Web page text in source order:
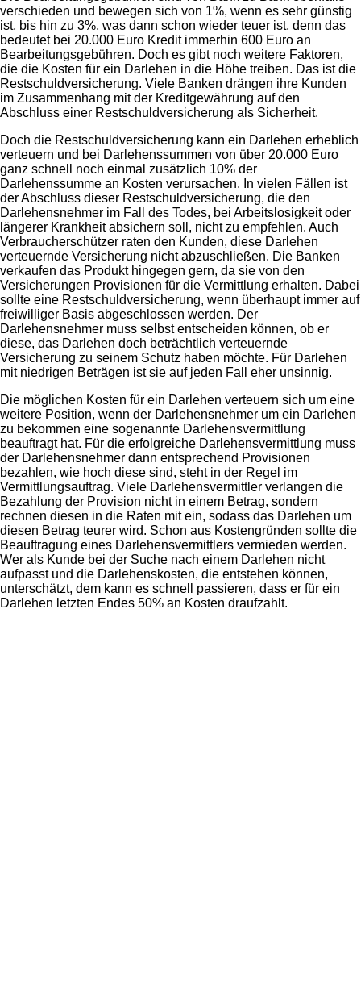
verschieden und bewegen sich von 1%, wenn es sehr günstig
ist, bis hin zu 3%, was dann schon wieder teuer ist, denn das
bedeutet bei 20.000 Euro Kredit immerhin 600 Euro an
Bearbeitungsgebühren. Doch es gibt noch weitere Faktoren,
die die Kosten für ein Darlehen in die Höhe treiben. Das ist die
Restschuldversicherung. Viele Banken drängen ihre Kunden
im Zusammenhang mit der Kreditgewährung auf den
Abschluss einer Restschuldversicherung als Sicherheit.
Doch die Restschuldversicherung kann ein Darlehen erheblich
verteuern und bei Darlehenssummen von über 20.000 Euro
ganz schnell noch einmal zusätzlich 10% der
Darlehenssumme an Kosten verursachen. In vielen Fällen ist
der Abschluss dieser Restschuldversicherung, die den
Darlehensnehmer im Fall des Todes, bei Arbeitslosigkeit oder
längerer Krankheit absichern soll, nicht zu empfehlen. Auch
Verbraucherschützer raten den Kunden, diese Darlehen
verteuernde Versicherung nicht abzuschließen. Die Banken
verkaufen das Produkt hingegen gern, da sie von den
Versicherungen Provisionen für die Vermittlung erhalten. Dabei
sollte eine Restschuldversicherung, wenn überhaupt immer auf
freiwilliger Basis abgeschlossen werden. Der
Darlehensnehmer muss selbst entscheiden können, ob er
diese, das Darlehen doch beträchtlich verteuernde
Versicherung zu seinem Schutz haben möchte. Für Darlehen
mit niedrigen Beträgen ist sie auf jeden Fall eher unsinnig.
Die möglichen Kosten für ein Darlehen verteuern sich um eine
weitere Position, wenn der Darlehensnehmer um ein Darlehen
zu bekommen eine sogenannte Darlehensvermittlung
beauftragt hat. Für die erfolgreiche Darlehensvermittlung muss
der Darlehensnehmer dann entsprechend Provisionen
bezahlen, wie hoch diese sind, steht in der Regel im
Vermittlungsauftrag. Viele Darlehensvermittler verlangen die
Bezahlung der Provision nicht in einem Betrag, sondern
rechnen diesen in die Raten mit ein, sodass das Darlehen um
diesen Betrag teurer wird. Schon aus Kostengründen sollte die
Beauftragung eines Darlehensvermittlers vermieden werden.
Wer als Kunde bei der Suche nach einem Darlehen nicht
aufpasst und die Darlehenskosten, die entstehen können,
unterschätzt, dem kann es schnell passieren, dass er für ein
Darlehen letzten Endes 50% an Kosten draufzahlt.